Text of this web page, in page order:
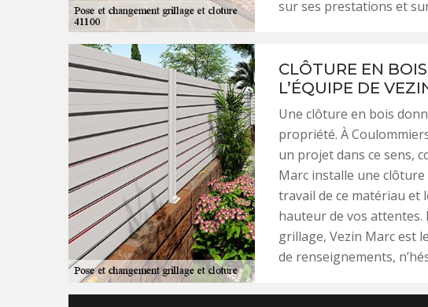
sur ses prestations et
CLÔTURE EN
L’ÉQUIPE DE
Une clôture en bois
propriété. À
un projet dans ce sens,
Marc installe une
travail de ce matériau et
hauteur de vos attentes.
grillage, Vezin Marc est
de renseignements,